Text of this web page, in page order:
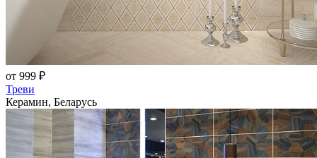
от 999 ₽
Треви
Керамин, Беларусь